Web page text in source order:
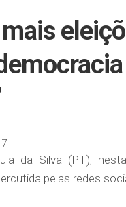
da Silva (PT),
pelas redes